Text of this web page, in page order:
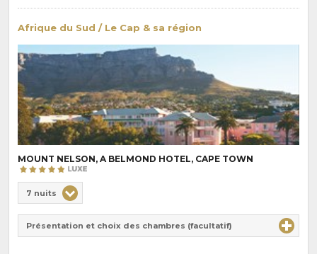
Afrique du Sud / Le Cap & sa région
MOUNT NELSON, A BELMOND HOTEL, CAPE TOWN
de
pension
Durée
7 nuits
Présentation et choix des chambres (facultatif)